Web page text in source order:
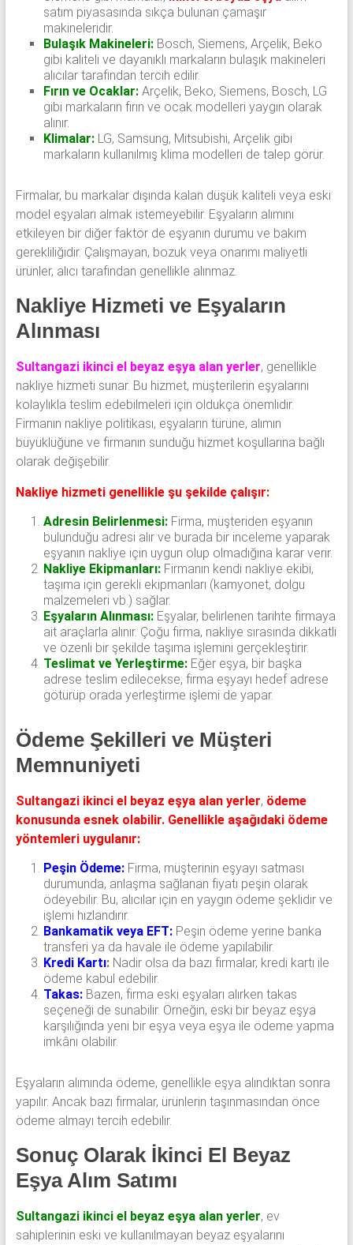
satım piyasasında sıkça bulunan çamaşır
makineleridir.
Bulaşık Makineleri:Bosch, Siemens, Arçelik, Beko
gibi kaliteli ve dayanıklı markaların bulaşık makineleri
alıcılar tarafından tercih edilir.
Fırın ve Ocaklar:Arçelik, Beko, Siemens, Bosch, LG
gibi markaların fırın ve ocak modelleri yaygın olarak
alınır.
Klimalar:LG, Samsung, Mitsubishi, Arçelik gibi
markaların kullanılmış klima modelleri de talep görür.
Firmalar, bu markalar dışında kalan düşük kaliteli veya eski
model eşyaları almak istemeyebilir. Eşyaların alımını
etkileyen bir diğer faktör de eşyanın durumu ve bakım
gerekliliğidir. Çalışmayan, bozuk veya onarımı maliyetli
ürünler, alıcı tarafından genellikle alınmaz.
Nakliye Hizmeti ve Eşyaların
Alınması
Sultangazi ikinci el beyaz eşya alan yerler, genellikle
nakliye hizmeti sunar. Bu hizmet, müşterilerin eşyalarını
kolaylıkla teslim edebilmeleri için oldukça önemlidir.
Firmanın nakliye politikası, eşyaların türüne, alımın
büyüklüğüne ve firmanın sunduğu hizmet koşullarına bağlı
olarak değişebilir.
Nakliye hizmeti genellikle şu şekilde çalışır:
Adresin Belirlenmesi:Firma, müşteriden eşyanın
bulunduğu adresi alır ve burada bir inceleme yaparak
eşyanın nakliye için uygun olup olmadığına karar verir.
Nakliye Ekipmanları:Firmanın kendi nakliye ekibi,
taşıma için gerekli ekipmanları (kamyonet, dolgu
malzemeleri vb.) sağlar.
Eşyaların Alınması:Eşyalar, belirlenen tarihte firmaya
ait araçlarla alınır. Çoğu firma, nakliye sırasında dikkatli
ve özenli bir şekilde taşıma işlemini gerçekleştirir.
Teslimat ve Yerleştirme:Eğer eşya, bir başka
adrese teslim edilecekse, firma eşyayı hedef adrese
götürüp orada yerleştirme işlemi de yapar.
Ödeme Şekilleri ve Müşteri
Memnuniyeti
Sultangazi ikinci el beyaz eşya alan yerler, ödeme
konusunda esnek olabilir. Genellikle aşağıdaki ödeme
yöntemleri uygulanır:
Peşin Ödeme:Firma, müşterinin eşyayı satması
durumunda, anlaşma sağlanan fiyatı peşin olarak
ödeyebilir. Bu, alıcılar için en yaygın ödeme şeklidir ve
işlemi hızlandırır.
Bankamatik veya EFT:Peşin ödeme yerine banka
transferi ya da havale ile ödeme yapılabilir.
Kredi Kartı:Nadir olsa da bazı firmalar, kredi kartı ile
ödeme kabul edebilir.
Takas:Bazen, firma eski eşyaları alırken takas
seçeneği de sunabilir. Örneğin, eski bir beyaz eşya
karşılığında yeni bir eşya veya eşya ile ödeme yapma
imkânı olabilir.
Eşyaların alımında ödeme, genellikle eşya alındıktan sonra
yapılır. Ancak bazı firmalar, ürünlerin taşınmasından önce
ödeme almayı tercih edebilir.
Sonuç Olarak İkinci El Beyaz
Eşya Alım Satımı
Sultangazi ikinci el beyaz eşya alan yerler, ev
sahiplerinin eski ve kullanılmayan beyaz eşyalarını